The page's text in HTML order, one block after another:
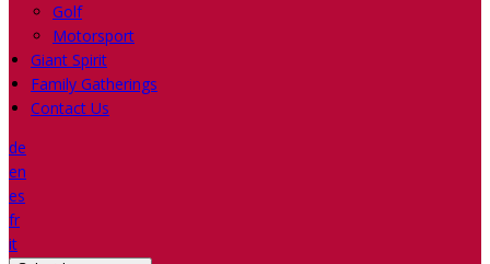
Golf
Motorsport
Giant Spirit
Family Gatherings
Contact Us
de
en
es
fr
it